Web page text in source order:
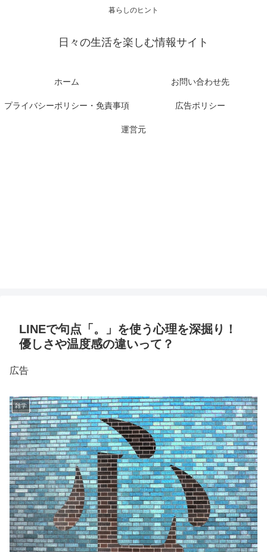
暮らしのヒント
日々の生活を楽しむ情報サイト
ホーム お問い合わせ先
プライバシーポリシー・免責事項 広告ポリシー
運営元
LINEで句点「。」を使う心理を深掘り！
優しさや温度感の違いって？
広告
雑学